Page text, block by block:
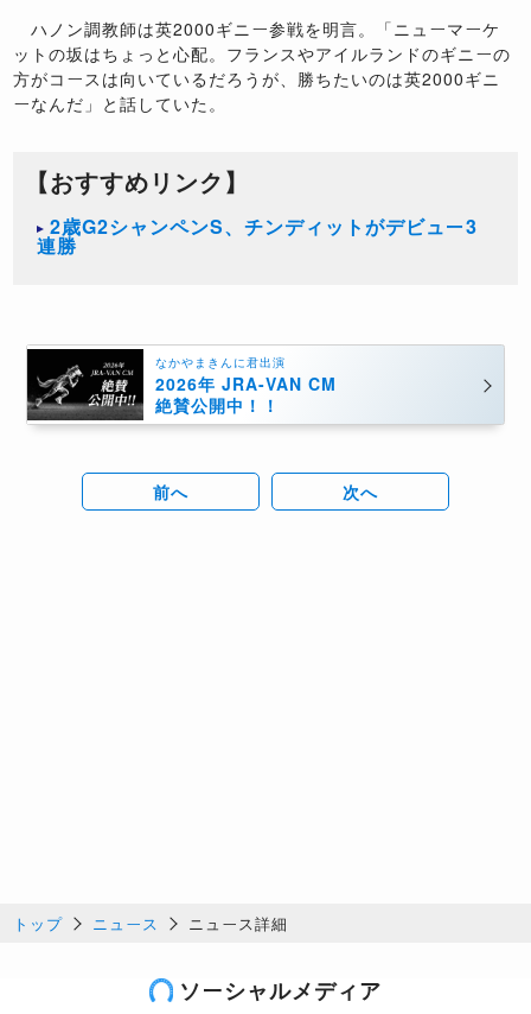
ハノン調教師は英2000ギニー参戦を明言。「ニューマーケ
ットの坂はちょっと心配。フランスやアイルランドのギニーの
方がコースは向いているだろうが、勝ちたいのは英2000ギニ
ーなんだ」と話していた。
【おすすめリンク】
2歳G2シャンペンS、チンディットがデビュー3
連勝
なかやまきんに君出演
2026年 JRA-VAN CM
絶賛公開中！！
前へ 次へ
トップ ニュース ニュース詳細
ソーシャルメディア